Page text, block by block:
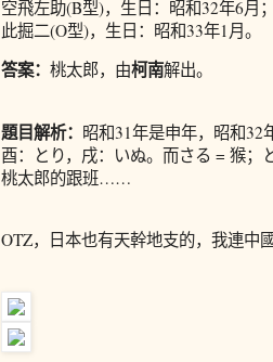
空飛左助(B型)，生日：昭和32年6月；
此掘二(O型)，生日：昭和33年1月。
答案： 桃太郎，由柯南解出。
題目解析： 昭和31年是申年，昭和32
酉：とり，戌：いぬ。而さる = 猴
桃太郎的跟班……
OTZ，日本也有天幹地支的，我連中